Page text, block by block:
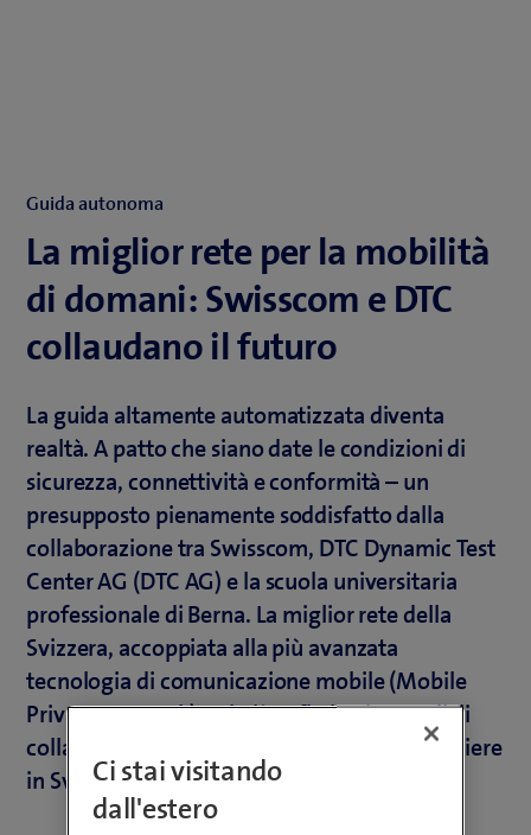
Guida autonoma
La miglior rete per la mobilità
di domani: Swisscom e DTC
collaudano il futuro
La guida altamente automatizzata diventa
realtà. A patto che siano date le condizioni di
sicurezza, connettività e conformità – un
presupposto pienamente soddisfatto dalla
collaborazione tra Swisscom, DTC Dynamic Test
Center AG (DTC AG) e la scuola universitaria
professionale di Berna. La miglior rete della
Svizzera, accoppiata alla più avanzata
tecnologia di comunicazione mobile (Mobile
Private Network) e ai più sofisticati metodi di
collaudo, crea il contesto perfetto per accogliere
in Svizzera la mobilità del futuro.
Ci stai visitando
dall'estero